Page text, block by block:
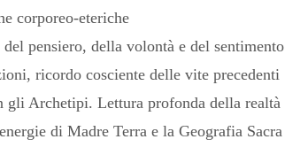
corporeo-eteriche
pensiero, della volontà e del sentimento
ricordo cosciente delle vite precedenti
gli Archetipi. Lettura profonda della realtà
di Madre Terra e la Geografia Sacra